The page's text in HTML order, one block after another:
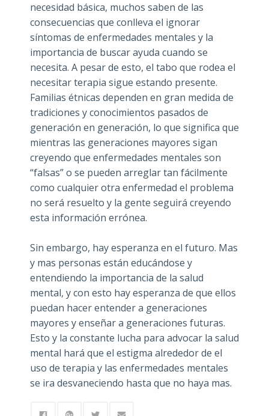
necesidad básica, muchos saben de las
consecuencias que conlleva el ignorar
síntomas de enfermedades mentales y la
importancia de buscar ayuda cuando se
necesita. A pesar de esto, el tabo que rodea el
necesitar terapia sigue estando presente.
Familias étnicas dependen en gran medida de
tradiciones y conocimientos pasados de
generación en generación, lo que significa que
mientras las generaciones mayores sigan
creyendo que enfermedades mentales son
“falsas” o se pueden arreglar tan fácilmente
como cualquier otra enfermedad el problema
no será resuelto y la gente seguirá creyendo
esta información errónea.
Sin embargo, hay esperanza en el futuro. Mas
y mas personas están educándose y
entendiendo la importancia de la salud
mental, y con esto hay esperanza de que ellos
puedan hacer entender a generaciones
mayores y enseñar a generaciones futuras.
Esto y la constante lucha para advocar la salud
mental hará que el estigma alrededor de el
uso de terapia y las enfermedades mentales
se ira desvaneciendo hasta que no haya mas.